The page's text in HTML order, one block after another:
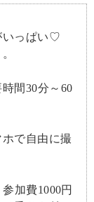
いっぱい♡
間30分～60
で自由に撮
加費1000円